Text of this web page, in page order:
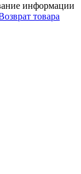
информации
товара